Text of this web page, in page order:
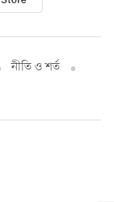
নীতি ও শর্ত